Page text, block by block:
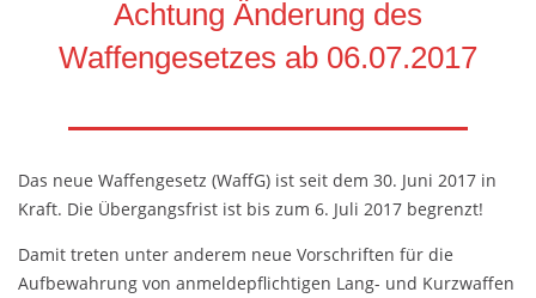
Achtung Änderung des
Waffengesetzes ab 06.07.2017
Das neue Waffengesetz (WaffG) ist seit dem 30. Juni 2017 in
Kraft. Die Übergangsfrist ist bis zum 6. Juli 2017 begrenzt!
Damit treten unter anderem neue Vorschriften für die
Aufbewahrung von anmeldepflichtigen Lang- und Kurzwaffen